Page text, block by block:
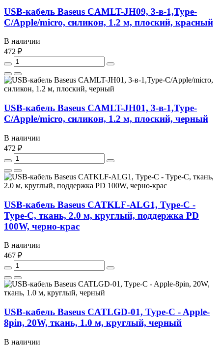
USB-кабель Baseus CAMLT-JH09, 3-в-1,Type-
C/Apple/micro, силикон, 1.2 м, плоский, красный
В наличии
472 ₽
USB-кабель Baseus CAMLT-JH01, 3-в-1,Type-
C/Apple/micro, силикон, 1.2 м, плоский, черный
В наличии
472 ₽
USB-кабель Baseus CATKLF-ALG1, Type-C -
Type-C, ткань, 2.0 м, круглый, поддержка PD
100W, черно-крас
В наличии
467 ₽
USB-кабель Baseus CATLGD-01, Type-C - Apple-
8pin, 20W, ткань, 1.0 м, круглый, черный
В наличии